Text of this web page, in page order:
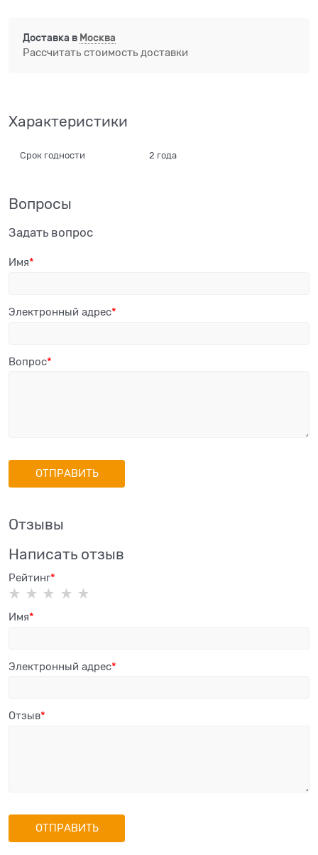
Доставка в Москва
Рассчитать стоимость доставки
Характеристики
Срок годности 2 года
Вопросы
Задать вопрос
Имя
Электронный адрес
Вопрос
Отзывы
Написать отзыв
Рейтинг
Имя
Электронный адрес
Отзыв